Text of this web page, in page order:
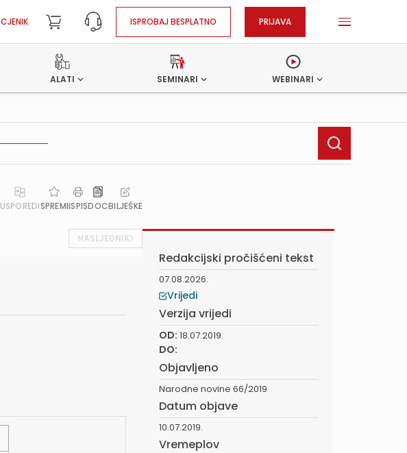
CJENIK ISPROBAJ BESPLATNO PRIJAVA
ALATI SEMINARI WEBINARI
USPOREDISPREMIISPISDOCBILJEŠKE
NASLJEDNIK
Redakcijski pročišćeni tekst
07.08.2026.
Vrijedi
Verzija vrijedi
OD: 18.07.2019.
DO:
Objavljeno
Narodne novine 66/2019
Datum objave
10.07.2019.
Vremeplov